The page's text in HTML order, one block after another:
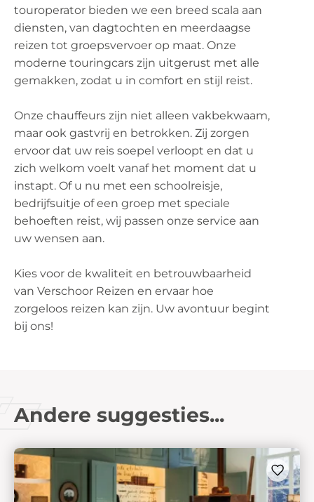
touroperator bieden we een breed scala aan
diensten, van dagtochten en meerdaagse
reizen tot groepsvervoer op maat. Onze
moderne touringcars zijn uitgerust met alle
gemakken, zodat u in comfort en stijl reist.
Onze chauffeurs zijn niet alleen vakbekwaam,
maar ook gastvrij en betrokken. Zij zorgen
ervoor dat uw reis soepel verloopt en dat u
zich welkom voelt vanaf het moment dat u
instapt. Of u nu met een schoolreisje,
bedrijfsuitje of een groep met speciale
behoeften reist, wij passen onze service aan
uw wensen aan.
Kies voor de kwaliteit en betrouwbaarheid
van Verschoor Reizen en ervaar hoe
zorgeloos reizen kan zijn. Uw avontuur begint
bij ons!
Andere suggesties...